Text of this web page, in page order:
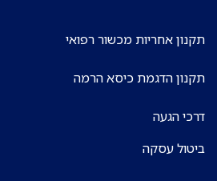
תקנון אחריות מכשור רפואי
תקנון הדגמת כיסא הרמה
דרכי הגעה
ביטול עסקה